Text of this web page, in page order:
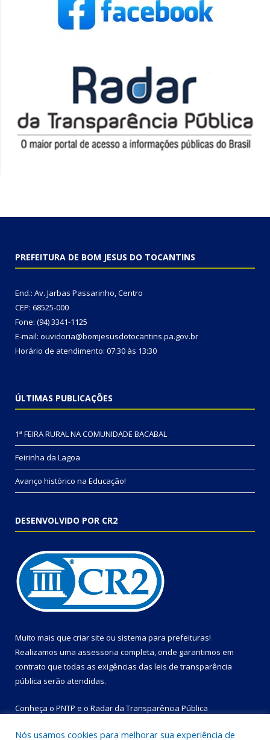
PREFEITURA DE BOM JESUS DO TOCANTINS
End.: Av. Jarbas Passarinho, Centro
CEP: 68525-000
Fone: (94) 3341-1125
E-mail: ouvidoria@bomjesusdotocantins.pa.gov.br
Horário de atendimento: 07:30 às 13:30
ÚLTIMAS PUBLICAÇÕES
1ª FEIRA RURAL NA COMUNIDADE BACABAL
Feirinha da Lagoa
Avanço histórico na Educação!
DESENVOLVIDO POR CR2
Muito mais que criar site ou sistema para prefeituras!
Realizamos uma assessoria completa, onde garantimos em
contrato que todas as exigências das leis de transparência
pública serão atendidas.
Conheça o PNTP e o Radar da Transparência Pública
Nós usamos cookies para melhorar sua experiência de